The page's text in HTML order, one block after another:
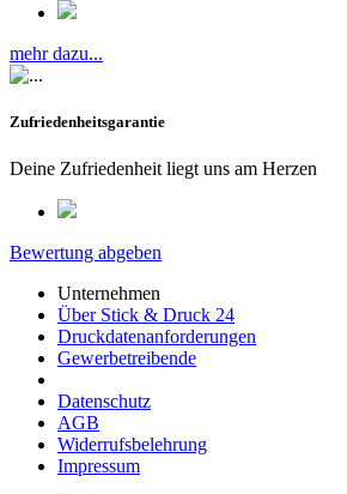
mehr dazu...
Zufriedenheitsgarantie
Deine Zufriedenheit liegt uns am Herzen
Bewertung abgeben
Unternehmen
Über Stick & Druck 24
Druckdatenanforderungen
Gewerbetreibende
Datenschutz
AGB
Widerrufsbelehrung
Impressum